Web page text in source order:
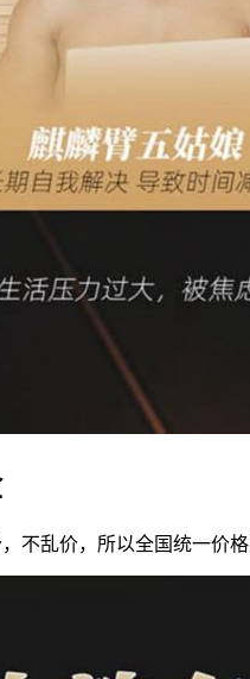
不乱价，所以全国统一价